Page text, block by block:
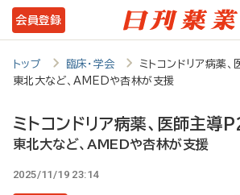
メ
イ
テ
会員登録
トップ 臨床・学会
ミトコンドリア病
東北大など、AMEDや杏林が支援
ミトコンドリア病薬、医師主導
東北大など、AMEDや杏林が支援
2025/11/19 23:14